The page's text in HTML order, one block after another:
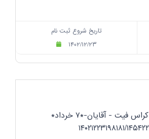
تاریخ شروع ثبت نام
۱۴۰۲/۱۲/۲۳
مربیگری کراس فیت - آقایان-*۷ خرداد*
۱۴۰۲۱۲۲۳۱۹۸۱۸۱/۱۴۵۴۲۲